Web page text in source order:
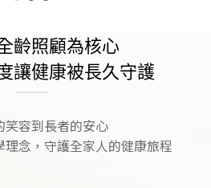
齡照顧為核心
讓健康被長久守護
笑容到長者的安心
念，守護全家人的健康旅程